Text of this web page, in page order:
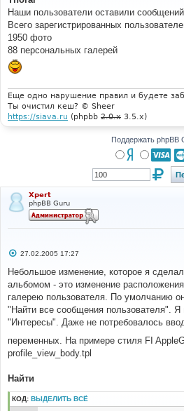
б
щ
е
н
и
е
Наши пользователи оставили
Всего зарегистрированных
1950 фото
88 персональных галерей
Еще одно нарушение правил и будете
Ты очистил кеш? © Sheer
https://siava.ru (phpbb 2.0.x 3.5.x)
Поддержать phpBB
Xpert
phpBB Guru
С
о
б
щ
е
н
и
е
27.02.2005 17:27
Небольшое изменение, которое я
альбомом - это изменение
галерею пользователя. По умолчанию
"Найти все сообщения пользователя". Я
"Интересы". Даже не потребовалось
переменных. На примере стиля FI
profile_view_body.tpl
Найти
КОД: ВЫДЕЛИТЬ ВСЁ